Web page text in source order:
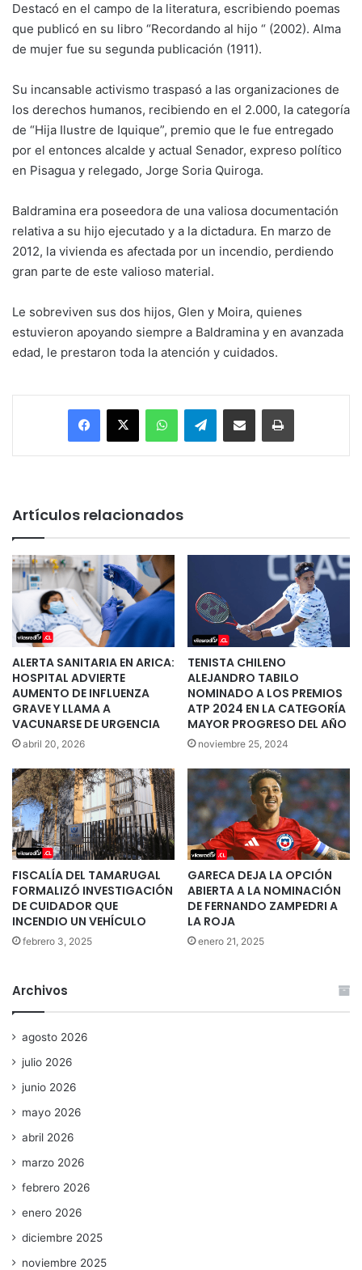
Destacó en el campo de la literatura, escribiendo poemas
que publicó en su libro “Recordando al hijo “ (2002). Alma
de mujer fue su segunda publicación (1911).
Su incansable activismo traspasó a las organizaciones de
los derechos humanos, recibiendo en el 2.000, la categoría
de “Hija Ilustre de Iquique”, premio que le fue entregado
por el entonces alcalde y actual Senador, expreso político
en Pisagua y relegado, Jorge Soria Quiroga.
Baldramina era poseedora de una valiosa documentación
relativa a su hijo ejecutado y a la dictadura. En marzo de
2012, la vivienda es afectada por un incendio, perdiendo
gran parte de este valioso material.
Le sobreviven sus dos hijos, Glen y Moira, quienes
estuvieron apoyando siempre a Baldramina y en avanzada
edad, le prestaron toda la atención y cuidados.
Facebook
X WhatsAppTelegramEnviar vía email Imprimir
Artículos relacionados
ALERTA SANITARIA EN ARICA:
HOSPITAL ADVIERTE
AUMENTO DE INFLUENZA
GRAVE Y LLAMA A
VACUNARSE DE URGENCIA
abril 20, 2026
TENISTA CHILENO
ALEJANDRO TABILO
NOMINADO A LOS PREMIOS
ATP 2024 EN LA CATEGORÍA
MAYOR PROGRESO DEL AÑO
noviembre 25, 2024
FISCALÍA DEL TAMARUGAL
FORMALIZÓ INVESTIGACIÓN
DE CUIDADOR QUE
INCENDIO UN VEHÍCULO
febrero 3, 2025
GARECA DEJA LA OPCIÓN
ABIERTA A LA NOMINACIÓN
DE FERNANDO ZAMPEDRI A
LA ROJA
enero 21, 2025
Archivos
agosto 2026
julio 2026
junio 2026
mayo 2026
abril 2026
marzo 2026
febrero 2026
enero 2026
diciembre 2025
noviembre 2025